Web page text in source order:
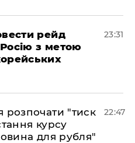
рейд
з метою
23:31
розпочати "тиск
курсу
для рубля"
22:47